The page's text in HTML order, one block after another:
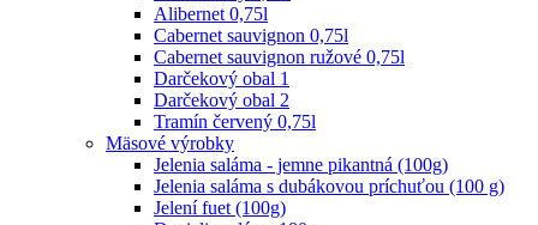
Alibernet 0,75l
Cabernet sauvignon 0,75l
Cabernet sauvignon ružové 0,75l
Darčekový obal 1
Darčekový obal 2
Tramín červený 0,75l
Mäsové výrobky
Jelenia saláma - jemne pikantná (100g)
Jelenia saláma s dubákovou príchuťou (100 g)
Jelení fuet (100g)